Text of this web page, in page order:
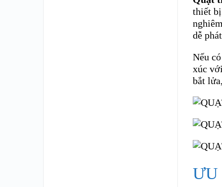
thiết
dễ
Nếu
xúc
bắt
ƯU